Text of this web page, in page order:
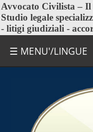
Avvocato Civilista – Il
Studio legale
- litigi giudiziali -
☰ MENU'/LINGUE